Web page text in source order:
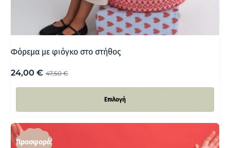
Φόρεμα με φιόγκο στο στήθος
47,50€
24,00 €
Επιλογή
Προσφορά!